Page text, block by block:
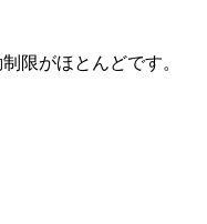
限がほとんどです。